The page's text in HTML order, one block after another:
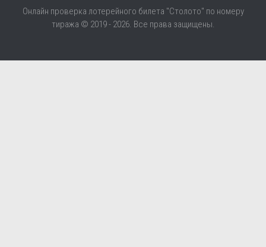
Онлайн проверка лотерейного билета "Столото" по номеру
тиража © 2019 - 2026. Все права защищены.